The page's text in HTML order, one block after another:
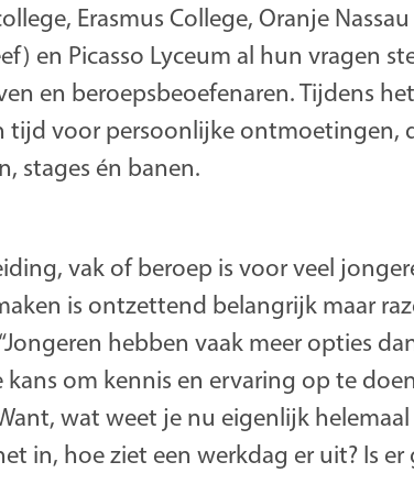
Erasmus College, Oranje
en Picasso Lyceum al hun vragen
en beroepsbeoefenaren. Tijdens
tijd voor persoonlijke ontmoetingen,
stages én banen.
vak of beroep is voor veel
is ontzettend belangrijk maar
hebben vaak meer opties
kans om kennis en ervaring op te
wat weet je nu eigenlijk
in, hoe ziet een werkdag er uit? Is